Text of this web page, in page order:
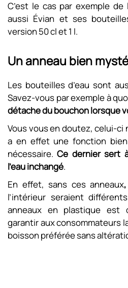
C’est le cas par exemple de
aussi Évian et ses
version 50 cl et 1 l.
Un anneau bien
Les bouteilles d’eau sont
Savez-vous par exemple à
détache du bouchon lorsque
Vous vous en doutez, celui-ci
a en effet une fonction
nécessaire.Ce dernier sert
l’eau inchangé.
En effet, sans ces anneaux,
l’intérieur seraient
anneaux en plastique est
garantir aux consommateurs
boisson préférée sans